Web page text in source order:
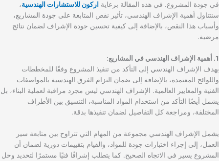
في جودة المشروع. في هذه المقالة برعاية اركون للاستشارات الهندسية،
سنتناول أهمية الإشراف الهندسي، تأثير نقص المتابعة على جودة المشاريع،
وأسباب هذا النقص، بالإضافة إلى كيفية تحسين جودة الإشراف لضمان نتائج
مرضية.
1. أهمية الإشراف الهندسي في المشاريع
:
يهدف الإشراف الهندسي إلى التأكد من تنفيذ المشروع وفقًا للمخططات
واللوائح المعتمدة، بالإضافة إلى ضمان التزام الفرق الهندسية بالمواصفات
الفنية والمعايير العالمية. الإشراف الهندسي ليس مجرد مراقبة لعملية البناء، بل
يشمل أيضًا التأكد من استخدام المواد المناسبة، التنسيق بين الأطراف
المختلفة، ومراجعة كل التفاصيل لضمان تنفيذها بدقة.
يشمل الإشراف الهندسي مجموعة من المهام التي تتراوح بين متابعة سير
العمل، إلى إجراء اختبارات جودة للمواد، والقيام بتقييمات دورية لضمان أن
المشروع يسير في الاتجاه الصحيح. كما يتطلب إشرافًا فنيًا مستمرًا لتحديد وحل